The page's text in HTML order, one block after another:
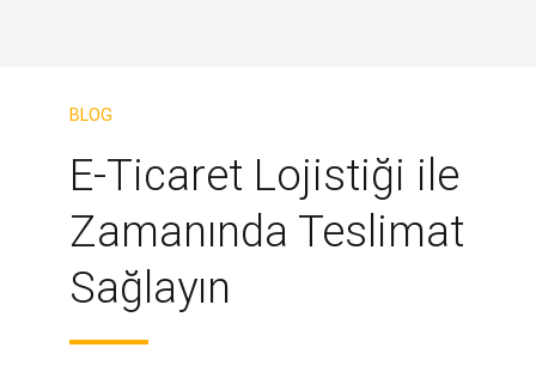
BLOG
E-Ticaret Lojistiği ile
Zamanında Teslimat
Sağlayın